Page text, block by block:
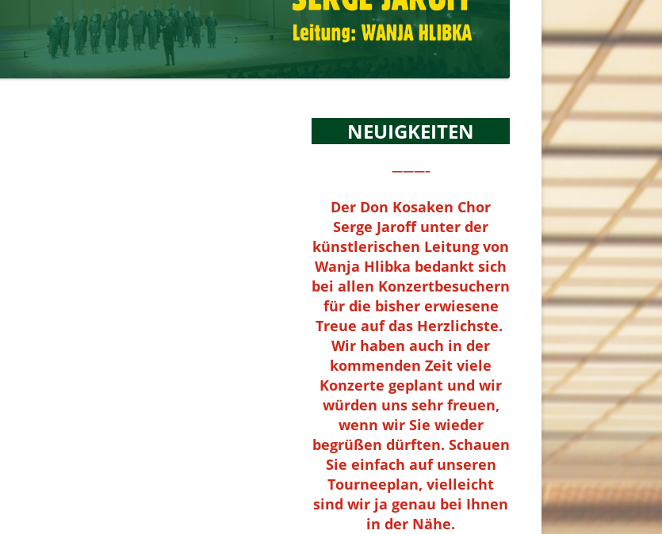
NEUIGKEITEN
———–
Der Don Kosaken Chor
Serge Jaroff unter der
künstlerischen Leitung von
Wanja Hlibka bedankt sich
bei allen Konzertbesuchern
für die bisher erwiesene
Treue auf das Herzlichste.
Wir haben auch in der
kommenden Zeit viele
Konzerte geplant und wir
würden uns sehr freuen,
wenn wir Sie wieder
begrüßen dürften. Schauen
Sie einfach auf unseren
Tourneeplan, vielleicht
sind wir ja genau bei Ihnen
in der Nähe.